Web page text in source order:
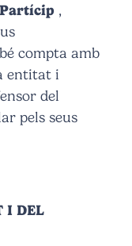
,
compta amb
entitat i
del
pels seus
I DEL